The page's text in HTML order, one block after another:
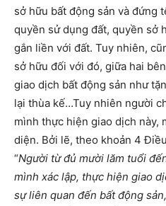
sở hữu bất động sản và đứng
quyền sử dụng đất, quyền sở
gắn liền với đất. Tuy nhiên,
sở hữu đối với đó, giữa hai
giao dịch bất động sản như
lại thùa kế…Tuy nhiên người
mình thực hiện giao dịch này,
diện. Bởi lẽ, theo khoản 4
“Người từ đủ mười lăm tuổi
mình xác lập, thực hiện giao
sự liên quan đến bất động